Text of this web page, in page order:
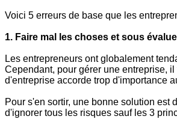
Voici 5 erreurs de base que les
1. Faire mal les choses et sous
Les entrepreneurs ont globalement
Cependant, pour gérer une entreprise,
d'entreprise accorde trop d'importance
Pour s'en sortir, une bonne solution est
d'ignorer tous les risques sauf les 3